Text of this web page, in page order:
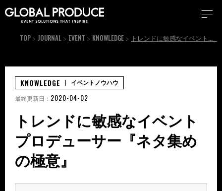
TOP JOURNAL EVENT KNOWLEDGE トレンドに敏感なイベントプロデューサー『ネタ集めの極意』
トレンドに敏感なイベント
プロデューサー『ネタ集め
の極意』
KNOWLEDGE イベントノウハウ
最終更新日： 2020-04-02